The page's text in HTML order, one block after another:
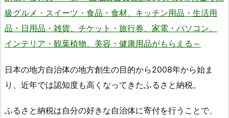
級グルメ・スイーツ・食品・食材、キッチン用品・生活用
品・日用品・雑貨、チケット・旅行券、家電・パソコン、
インテリア・観葉植物、美容・健康用品がもらえる～
日本の地方自治体の地方創生の目的から2008年から始ま
り、近年では認知度も高くなってきたふるさと納税。
ふるさと納税は自分の好きな自治体に寄付を行うことで、